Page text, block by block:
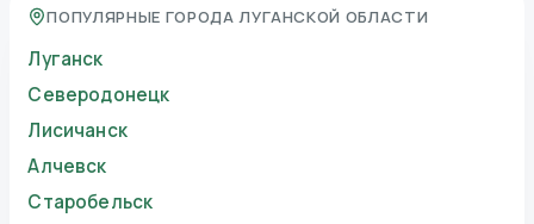
ПОПУЛЯРНЫЕ ГОРОДА ЛУГАНСКОЙ ОБЛАСТИ
Луганск
Северодонецк
Лисичанск
Алчевск
Старобельск